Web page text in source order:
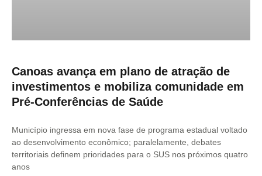
Canoas avança em plano de atração de
investimentos e mobiliza comunidade em
Pré-Conferências de Saúde
Município ingressa em nova fase de programa estadual voltado
ao desenvolvimento econômico; paralelamente, debates
territoriais definem prioridades para o SUS nos próximos quatro
anos